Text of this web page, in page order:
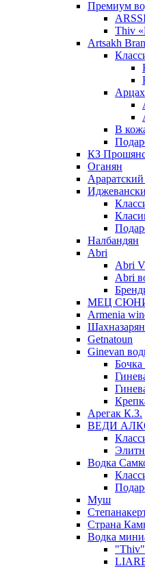
Премиум
Thiv
Artsakh
В
КЗ
Оганян
Налбандян
Abri
Abri
Abri
МЕЦ
Armenia
Getnatoun
Ginevan
Бочка
Арегак К.З.
ВЕДИ
Водка
Муш
Страна
Водка
"Thiv"